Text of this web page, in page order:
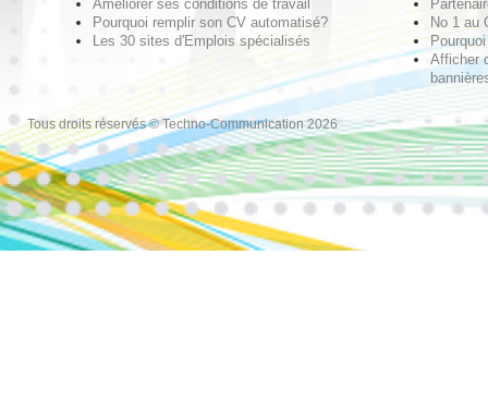
Améliorer ses conditions de travail
Pourquoi remplir son CV automatisé?
Les 30 sites d'Emplois spécialisés
No 1 au
Afficher
Tous droits réservés © Techno-Communication 2026